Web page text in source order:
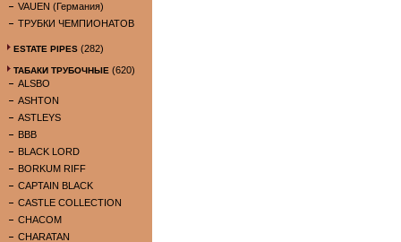
VAUEN (Германия)
ТРУБКИ ЧЕМПИОНАТОВ
ESTATE PIPES (282)
ТАБАКИ ТРУБОЧНЫЕ (620)
ALSBO
ASHTON
ASTLEYS
BBB
BLACK LORD
BORKUM RIFF
CAPTAIN BLACK
CASTLE COLLECTION
CHACOM
CHARATAN